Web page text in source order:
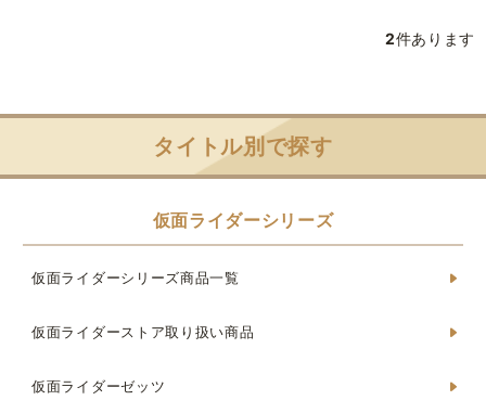
2件あります
タイトル別で探す
仮面ライダーシリーズ
仮面ライダーシリーズ商品一覧
仮面ライダーストア取り扱い商品
仮面ライダーゼッツ